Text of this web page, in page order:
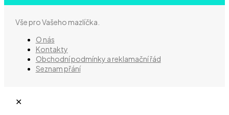
Vše pro Vašeho mazlíčka.
O nás
Kontakty
Obchodní podmínky a reklamační řád
Seznam přání
✕